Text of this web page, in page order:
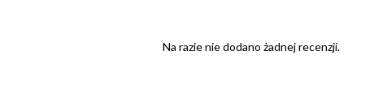
Na razie nie dodano żadnej recenzji.